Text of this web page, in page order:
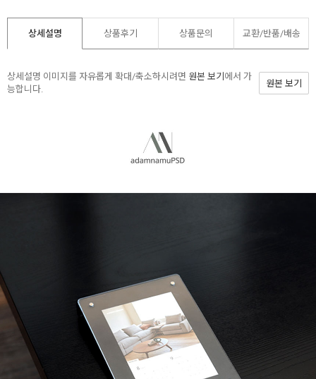
상세설명 상품후기 상품문의 교환/반품/배송
상세설명 이미지를 자유롭게 확대/축소하시려면 원본 보기 에서 가
능합니다.
원본 보기